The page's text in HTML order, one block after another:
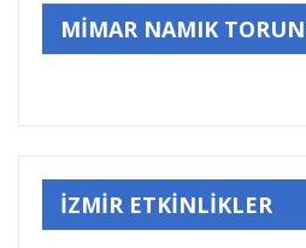
MİMAR NAMIK
İZMİR ETKİNLİKLER